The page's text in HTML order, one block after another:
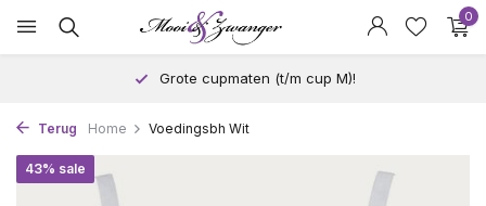
0
Grote cupmaten (t/m cup M)!
Terug Home Voedingsbh Wit
43% sale